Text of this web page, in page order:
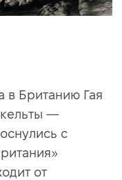
в Британию Гая
—
с
от